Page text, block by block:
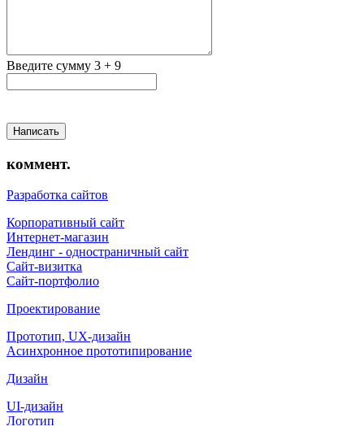
Введите сумму 3 + 9
Написать
коммент.
Разработка сайтов
Корпоративный сайт
Интернет-магазин
Лендинг - одностраничный сайт
Сайт-визитка
Сайт-портфолио
Проектирование
Прототип, UX-дизайн
Асинхронное прототипирование
Дизайн
UI-дизайн
Логотип